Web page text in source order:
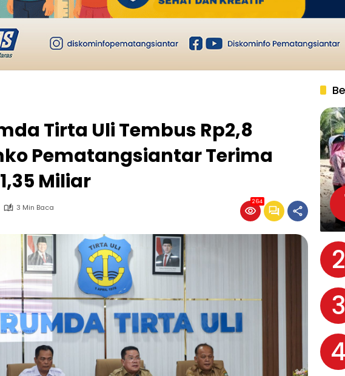
Tirta Uli Tembus Rp2,8
Pematangsiantar Terima
Miliar
3 Min Baca
264
2
3
4